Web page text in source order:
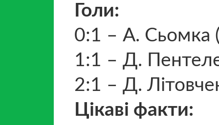
Голи:
0:1 – А. Сьомка
1:1 – Д.
2:1 – Д.
Цікаві факти: